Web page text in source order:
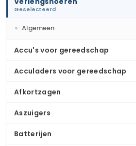
Geselecteerd
Algemeen
Accu's voor gereedschap
Acculaders voor gereedschap
Afkortzagen
Aszuigers
Batterijen